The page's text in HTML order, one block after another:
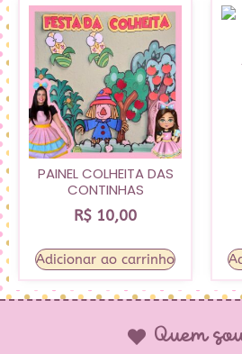
PAINEL COLHEITA DAS
CONTINHAS
R$ 10,00
Adicionar ao carrinho
Quem